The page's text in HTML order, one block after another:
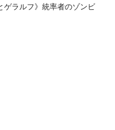
ゲラルフ》統率者のゾンビ